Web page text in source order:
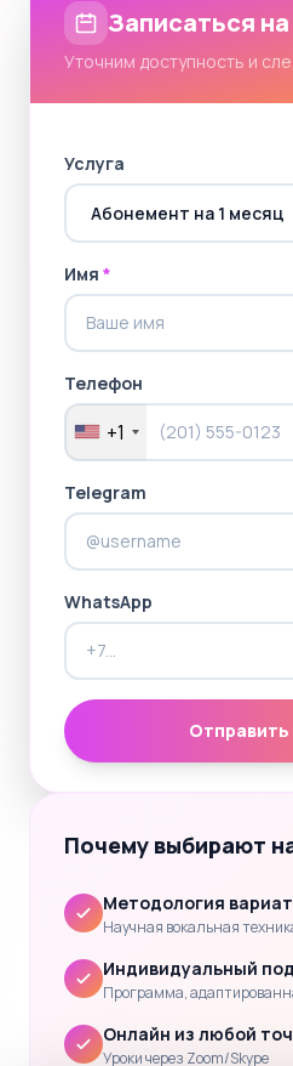
Записаться
Уточним доступность и
Услуга
Имя *
Телефон
+1
Telegram
WhatsApp
Отправить
Почему выбирают
Методология
Научная вокальная
Индивидуальный
Программа,
Онлайн из любой
Уроки через Zoom/Skype